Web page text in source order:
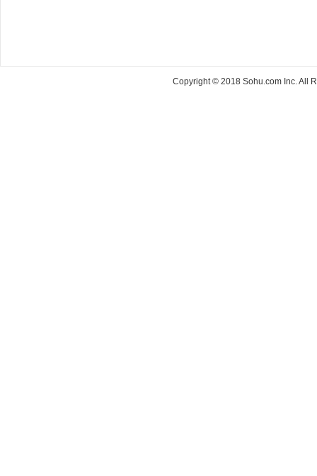
Copyright © 2018 Sohu.com Inc. All